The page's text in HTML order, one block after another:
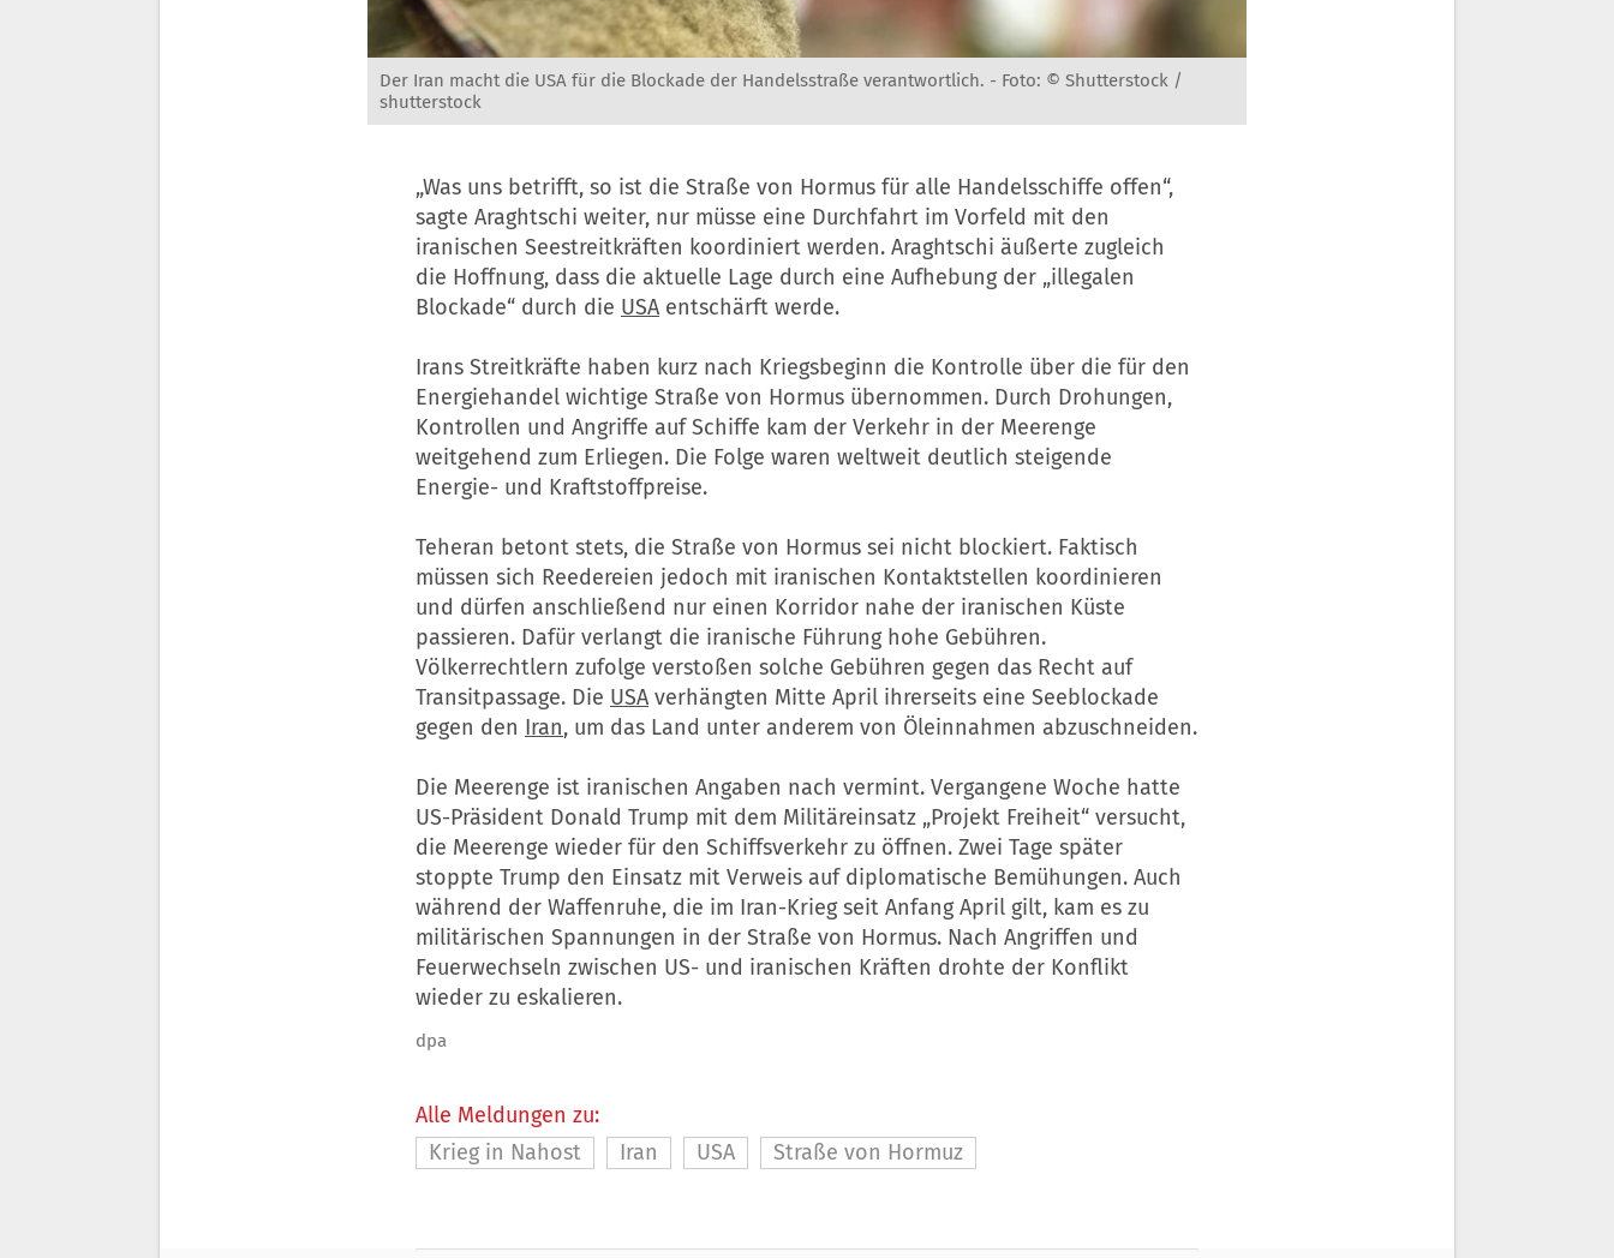
Der Iran macht die USA für die Blockade der Handelsstraße verantwortlich. - Foto: © Shutterstock /
shutterstock
„Was uns betrifft, so ist die Straße von Hormus für alle Handelsschiffe offen“,
sagte Araghtschi weiter, nur müsse eine Durchfahrt im Vorfeld mit den
iranischen Seestreitkräften koordiniert werden. Araghtschi äußerte zugleich
die Hoffnung, dass die aktuelle Lage durch eine Aufhebung der „illegalen
Blockade“ durch die USA entschärft werde.
Irans Streitkräfte haben kurz nach Kriegsbeginn die Kontrolle über die für den
Energiehandel wichtige Straße von Hormus übernommen. Durch Drohungen,
Kontrollen und Angriffe auf Schiffe kam der Verkehr in der Meerenge
weitgehend zum Erliegen. Die Folge waren weltweit deutlich steigende
Energie- und Kraftstoffpreise.
Teheran betont stets, die Straße von Hormus sei nicht blockiert. Faktisch
müssen sich Reedereien jedoch mit iranischen Kontaktstellen koordinieren
und dürfen anschließend nur einen Korridor nahe der iranischen Küste
passieren. Dafür verlangt die iranische Führung hohe Gebühren.
Völkerrechtlern zufolge verstoßen solche Gebühren gegen das Recht auf
Transitpassage. Die USA verhängten Mitte April ihrerseits eine Seeblockade
gegen den Iran, um das Land unter anderem von Öleinnahmen abzuschneiden.
Die Meerenge ist iranischen Angaben nach vermint. Vergangene Woche hatte
US-Präsident Donald Trump mit dem Militäreinsatz „Projekt Freiheit“ versucht,
die Meerenge wieder für den Schiffsverkehr zu öffnen. Zwei Tage später
stoppte Trump den Einsatz mit Verweis auf diplomatische Bemühungen. Auch
während der Waffenruhe, die im Iran-Krieg seit Anfang April gilt, kam es zu
militärischen Spannungen in der Straße von Hormus. Nach Angriffen und
Feuerwechseln zwischen US- und iranischen Kräften drohte der Konflikt
wieder zu eskalieren.
dpa
Alle Meldungen zu:
Krieg in Nahost
Iran USA Straße von Hormuz